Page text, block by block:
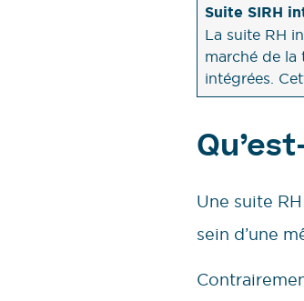
Suite SIRH
La suite RH
marché de la
intégrées.
Une suite
sein d’une